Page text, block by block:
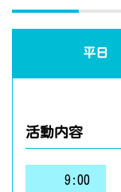
平日
活動内容
9:00